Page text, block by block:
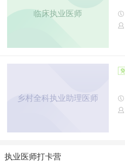
临床执业医师
乡村全科执业助理医师
执业医师打卡营